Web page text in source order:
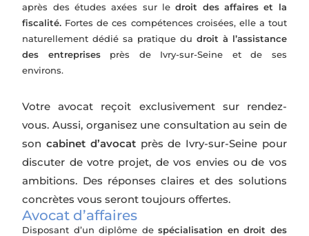
après des études axées sur ledroit des affaires et la
fiscalité. Fortes de ces compétences croisées, elle a tout
naturellement dédié sa pratique du droit à l’assistance
des entreprisesprès de Ivry-sur-Seine et de ses
environs.
Votre avocat reçoit exclusivement sur rendez-
vous. Aussi, organisez une consultation au sein de
son cabinet d’avocatprès de Ivry-sur-Seine pour
discuter de votre projet, de vos envies ou de vos
ambitions. Des réponses claires et des solutions
concrètes vous seront toujours offertes.
Avocat d’affaires
Disposant d’un diplôme despécialisation en droit des